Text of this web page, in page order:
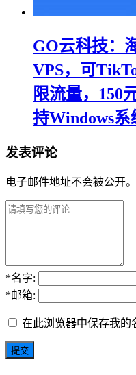
GO云科技：
VPS，可
限流量，150
持Windows系
发表评论
电子邮件地址不会被公开。
*名字:
*邮箱:
在此浏览器中保存我的